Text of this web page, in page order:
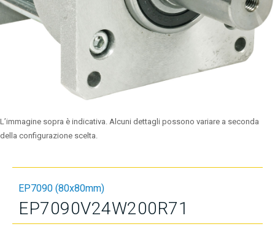
L’immagine sopra è indicativa. Alcuni dettagli possono variare a seconda
della configurazione scelta.
EP7090 (80x80mm)
EP7090V24W200R71